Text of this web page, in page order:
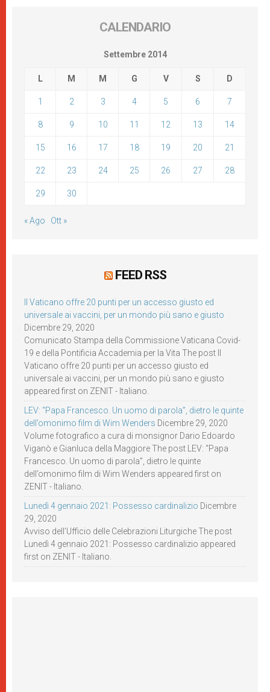
CALENDARIO
Settembre 2014
L M M G V S D
1 2 3 4 5 6 7
8 9 10 11 12 13 14
15 16 17 18 19 20 21
22 23 24 25 26 27 28
29 30
« Ago Ott »
FEED RSS
Il Vaticano offre 20 punti per un accesso giusto ed
universale ai vaccini, per un mondo più sano e giusto
Dicembre 29, 2020
Comunicato Stampa della Commissione Vaticana Covid-
19 e della Pontificia Accademia per la Vita The post Il
Vaticano offre 20 punti per un accesso giusto ed
universale ai vaccini, per un mondo più sano e giusto
appeared first on ZENIT - Italiano.
LEV: “Papa Francesco. Un uomo di parola”, dietro le quinte
dell’omonimo film di Wim Wenders Dicembre 29, 2020
Volume fotografico a cura di monsignor Dario Edoardo
Viganò e Gianluca della Maggiore The post LEV: “Papa
Francesco. Un uomo di parola”, dietro le quinte
dell’omonimo film di Wim Wenders appeared first on
ZENIT - Italiano.
Lunedì 4 gennaio 2021: Possesso cardinalizio Dicembre
29, 2020
Avviso dell’Ufficio delle Celebrazioni Liturgiche The post
Lunedì 4 gennaio 2021: Possesso cardinalizio appeared
first on ZENIT - Italiano.